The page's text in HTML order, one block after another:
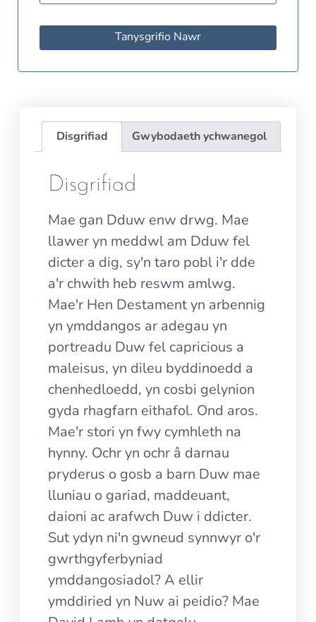
Tanysgrifio Nawr
Disgrifiad Gwybodaeth ychwanegol
Disgrifiad
Mae gan Dduw enw drwg. Mae
llawer yn meddwl am Dduw fel
dicter a dig, sy'n taro pobl i'r dde
a'r chwith heb reswm amlwg.
Mae'r Hen Destament yn arbennig
yn ymddangos ar adegau yn
portreadu Duw fel capricious a
maleisus, yn dileu byddinoedd a
chenhedloedd, yn cosbi gelynion
gyda rhagfarn eithafol. Ond aros.
Mae'r stori yn fwy cymhleth na
hynny. Ochr yn ochr â darnau
pryderus o gosb a barn Duw mae
lluniau o gariad, maddeuant,
daioni ac arafwch Duw i ddicter.
Sut ydyn ni'n gwneud synnwyr o'r
gwrthgyferbyniad
ymddangosiadol? A ellir
ymddiried yn Nuw ai peidio? Mae